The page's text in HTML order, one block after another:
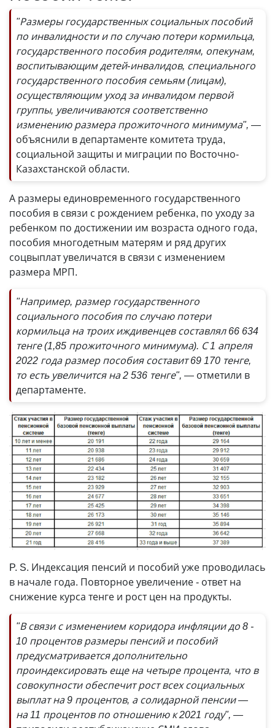
"Размеры государственных социальных пособий
по инвалидности и по случаю потери кормильца,
государственного пособия родителям, опекунам,
воспитывающим детей-инвалидов, специального
государственного пособия семьям (лицам),
осуществляющим уход за инвалидом первой
группы, увеличиваются соответственно
изменению размера прожиточного минимума", —
объяснили в департаменте комитета труда,
социальной защиты и миграции по Восточно-
Казахстанской области.
А размеры единовременного государственного
пособия в связи с рождением ребенка, по уходу за
ребенком по достижении им возраста одного года,
пособия многодетным матерям и ряд других
соцвыплат увеличатся в связи с изменением
размера МРП.
"Например, размер государственного
социального пособия по случаю потери
кормильца на троих иждивенцев составлял 66 634
тенге (1,85 прожиточного минимума). С 1 апреля
2022 года размер пособия составит 69 170 тенге,
то есть увеличится на 2 536 тенге", — отметили в
департаменте.
P. S. Индексация пенсий и пособий уже проводилась
в начале года. Повторное увеличение - ответ на
снижение курса тенге и рост цен на продукты.
"В связи с изменением коридора инфляции до 8 -
10 процентов размеры пенсий и пособий
предусматривается дополнительно
проиндексировать еще на четыре процента, что в
совокупности обеспечит рост всех социальных
выплат на 9 процентов, а солидарной пенсии —
на 11 процентов по отношению к 2021 году", —